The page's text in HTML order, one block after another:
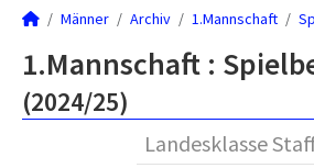
Männer Archiv 1.Mannschaft
1.Mannschaft :
(2024/25)
Landesklasse